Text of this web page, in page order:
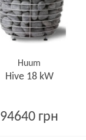
Huum
Hive 18 kW
94640 грн